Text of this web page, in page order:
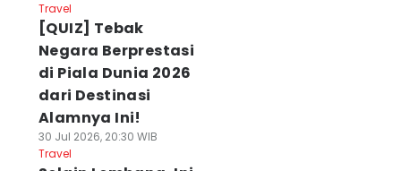
Travel
[QUIZ] Tebak
Negara Berprestasi
di Piala Dunia 2026
dari Destinasi
Alamnya Ini!
30 Jul 2026, 20:30 WIB
Travel